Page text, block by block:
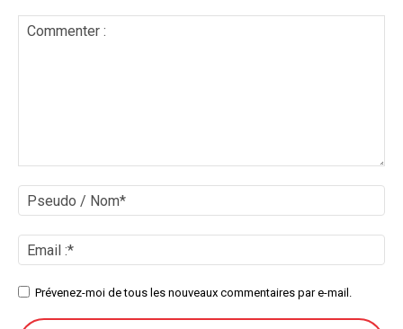
/
:*
SitePrévenez-moi de tous les nouveaux commentaires par e-mail.